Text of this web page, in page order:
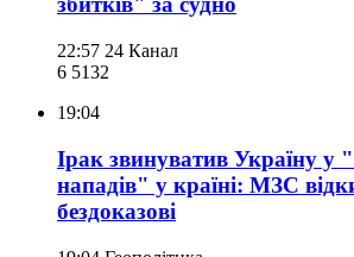
22:57 24 Канал
6 5132
19:04
Ірак звинуватив Україну у
нападів" у країні: МЗС
бездоказові